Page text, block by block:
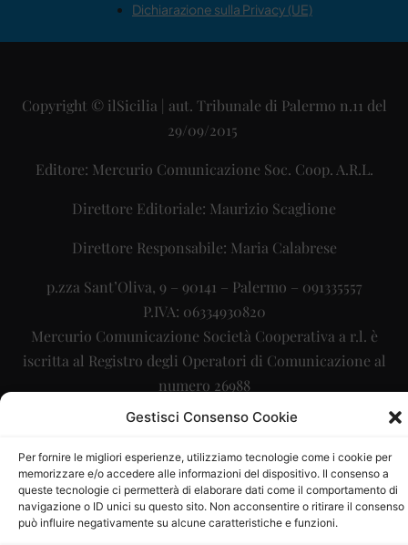
Gestisci Consenso Cookie
Per fornire le migliori esperienze, utilizziamo tecnologie come i cookie per
memorizzare e/o accedere alle informazioni del dispositivo. Il consenso a
queste tecnologie ci permetterà di elaborare dati come il comportamento di
navigazione o ID unici su questo sito. Non acconsentire o ritirare il consenso
può influire negativamente su alcune caratteristiche e funzioni.
Dichiarazione sulla Privacy (UE)
Copyright © ilSicilia | aut. Tribunale di Palermo n.11 del
29/09/2015
Editore: Mercurio Comunicazione Soc. Coop. A.R.L.
Direttore Editoriale: Maurizio Scaglione
Direttore Responsabile: Maria Calabrese
p.zza Sant’Oliva, 9 – 90141 – Palermo – 091335557
P.IVA: 06334930820
Mercurio Comunicazione Società Cooperativa a r.l. è
iscritta al Registro degli Operatori di Comunicazione al
numero 26988
Sito gestito daLa Digitale srl– info@ladigitale.it